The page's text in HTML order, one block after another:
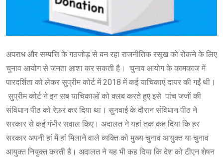
अपराध और सम्पत्ति के गठजोड़ से बन रहा राजनीतिक रसूख को रोकने के लिए
चुनाव आयोग से जनता आशा कर सकती है। चुनाव आयोग के कामकाज में
पारदर्शिता को लेकर सुप्रीम कोर्ट में 2018 में कई याचिकाएं दायर की गईं थी।
सुप्रीम कोर्ट ने इन सब याचिकाओं को क्लब करते हुए इसे पांच जजों की
संविधान पीठ को रेफ़र कर दिया था। सुनवाई के दौरान संविधान पीठ ने
सरकार से कई गंभीर सवाल किए। अदालत ने यहां तक कह दिया कि हर
सरकार अपनी हां में हां मिलाने वाले व्यक्ति को मुख्य चुनाव आयुक्त या चुनाव
आयुक्त नियुक्त करती है। अदालत ने यह भी कह दिया कि देश को टीएन शेषन